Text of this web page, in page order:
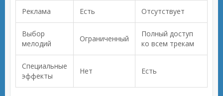
Реклама Есть Отсутствует
Выбор
мелодий
Ограниченный
Полный доступ
ко всем трекам
Специальные
эффекты
Нет Есть